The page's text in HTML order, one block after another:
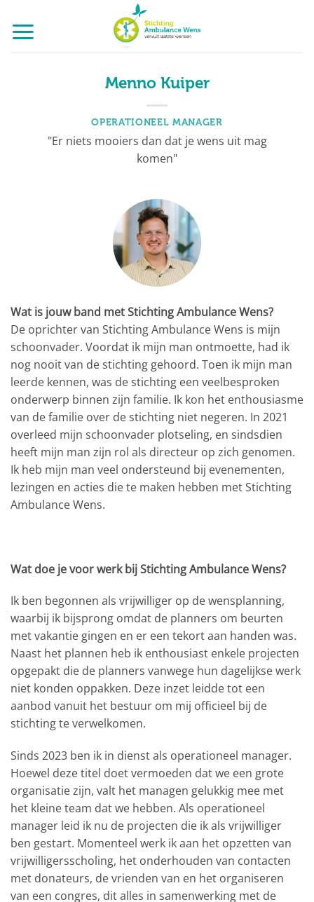
naar
inhoud
Menno Kuiper
OPERATIONEEL MANAGER
"Er niets mooiers dan dat je wens uit mag
komen"
Wat is jouw band met Stichting Ambulance Wens?
De oprichter van Stichting Ambulance Wens is mijn
schoonvader. Voordat ik mijn man ontmoette, had ik
nog nooit van de stichting gehoord. Toen ik mijn man
leerde kennen, was de stichting een veelbesproken
onderwerp binnen zijn familie. Ik kon het enthousiasme
van de familie over de stichting niet negeren. In 2021
overleed mijn schoonvader plotseling, en sindsdien
heeft mijn man zijn rol als directeur op zich genomen.
Ik heb mijn man veel ondersteund bij evenementen,
lezingen en acties die te maken hebben met Stichting
Ambulance Wens.
Wat doe je voor werk bij Stichting Ambulance Wens?
Ik ben begonnen als vrijwilliger op de wensplanning,
waarbij ik bijsprong omdat de planners om beurten
met vakantie gingen en er een tekort aan handen was.
Naast het plannen heb ik enthousiast enkele projecten
opgepakt die de planners vanwege hun dagelijkse werk
niet konden oppakken. Deze inzet leidde tot een
aanbod vanuit het bestuur om mij officieel bij de
stichting te verwelkomen.
Sinds 2023 ben ik in dienst als operationeel manager.
Hoewel deze titel doet vermoeden dat we een grote
organisatie zijn, valt het managen gelukkig mee met
het kleine team dat we hebben. Als operationeel
manager leid ik nu de projecten die ik als vrijwilliger
ben gestart. Momenteel werk ik aan het opzetten van
vrijwilligersscholing, het onderhouden van contacten
met donateurs, de vrienden van en het organiseren
van een congres, dit alles in samenwerking met de